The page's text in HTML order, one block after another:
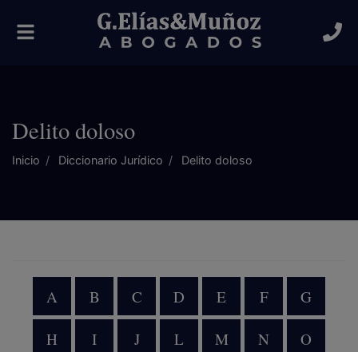
Alternar
navegación
Delito doloso
Inicio Diccionario Jurídico Delito doloso
A B C D E F G
H I J L M N O